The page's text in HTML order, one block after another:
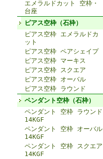
エメラルドカット 空枠・
台座
ピアス空枠（石枠）
ピアス空枠 エメラルドカ
ット
ピアス空枠 ペアシェイプ
ピアス空枠 マーキス
ピアス空枠 スクエア
ピアス空枠 オーバル
ピアス空枠 ラウンド
ペンダント空枠（石枠）
ペンダント 空枠 ラウンド
14KGF
ペンダント 空枠 オーバル
14KGF
ペンダント 空枠 スクエア
14KGF